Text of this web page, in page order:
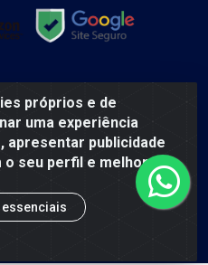
próprios e de
uma experiência
apresentar publicidade
seu perfil e melhorar a
essenciais
LTDA - AV DEPUTADO
Humildes, Feira de Santana/BA
31.912.909/0001-40